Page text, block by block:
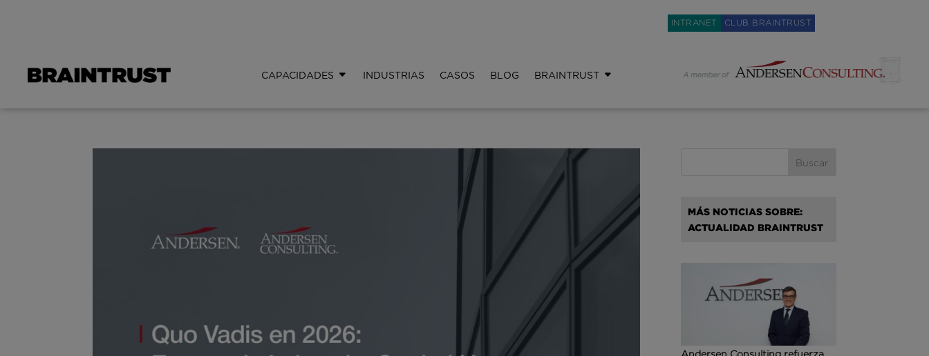
INTRANET CLUB BRAINTRUST
CAPACIDADES INDUSTRIAS CASOS BLOG BRAINTRUST
MÁS NOTICIAS SOBRE:
ACTUALIDAD BRAINTRUST
Andersen Consulting refuerza